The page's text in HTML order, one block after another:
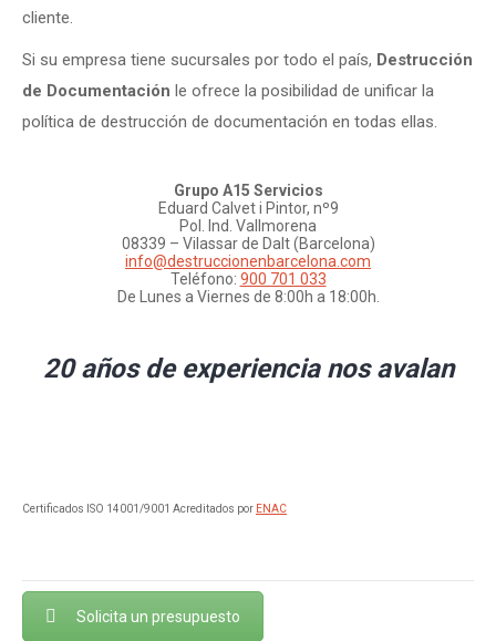
cliente.
Si su empresa tiene sucursales por todo el país, Destrucción
de Documentación le ofrece la posibilidad de unificar la
política de destrucción de documentación en todas ellas.
Grupo A15 Servicios
Eduard Calvet i Pintor, nº9
Pol. Ind. Vallmorena
08339 – Vilassar de Dalt (Barcelona)
info@destruccionenbarcelona.com
Teléfono: 900 701 033
De Lunes a Viernes de 8:00h a 18:00h.
20 años de experiencia nos avalan
Certificados ISO 14001/9001 Acreditados por ENAC
Solicita un presupuesto